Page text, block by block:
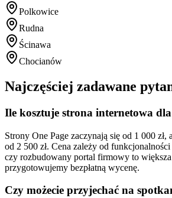
Polkowice
Rudna
Ścinawa
Chocianów
Najczęściej zadawane
Ile kosztuje strona internetowa
Strony One Page zaczynają się od 1 000 zł,
od 2 500 zł. Cena zależy od
czy rozbudowany portal firmowy to
przygotowujemy bezpłatną wycenę.
Czy możecie przyjechać na